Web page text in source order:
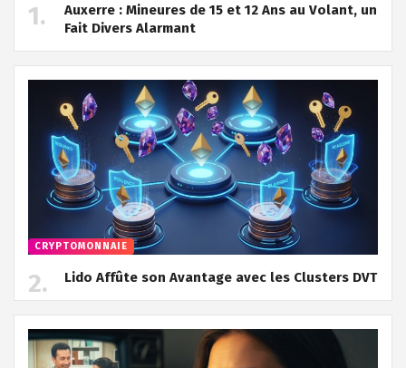
Auxerre : Mineures de 15 et 12 Ans au Volant, un
Fait Divers Alarmant
CRYPTOMONNAIE
Lido Affûte son Avantage avec les Clusters DVT